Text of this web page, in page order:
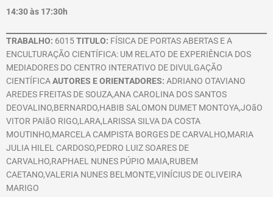
14:30 às 17:30h
TRABALHO: 6015TITULO: FÍSICA DE PORTAS ABERTAS E A
ENCULTURAÇÃO CIENTÍFICA: UM RELATO DE EXPERIÊNCIA DOS
MEDIADORES DO CENTRO INTERATIVO DE DIVULGAÇÃO
CIENTÍFICAAUTORES E ORIENTADORES: ADRIANO OTAVIANO
AREDES FREITAS DE SOUZA,ANA CAROLINA DOS SANTOS
DEOVALINO,BERNARDO,HABIB SALOMON DUMET MONTOYA,JOãO
VITOR PAIãO RIGO,LARA,LARISSA SILVA DA COSTA
MOUTINHO,MARCELA CAMPISTA BORGES DE CARVALHO,MARIA
JULIA HILEL CARDOSO,PEDRO LUIZ SOARES DE
CARVALHO,RAPHAEL NUNES PÚPIO MAIA,RUBEM
CAETANO,VALERIA NUNES BELMONTE,VINÍCIUS DE OLIVEIRA
MARIGO